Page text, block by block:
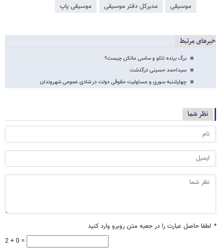
موسیقی مدیرکل دفتر موسیقی موسیقی پاپ
خبرهای مرتبط
برگ برنده تتلو و ساسی مانکن چیست؟
سیداحمد حسینی درگذشت
چهارشنبه سوری و مسئولیت حقوقی دولت در شادی عمومی شهروندان
نظر شما
* لطفا حاصل عبارت را در جعبه متن روبرو وارد کنید
2 + 0 =